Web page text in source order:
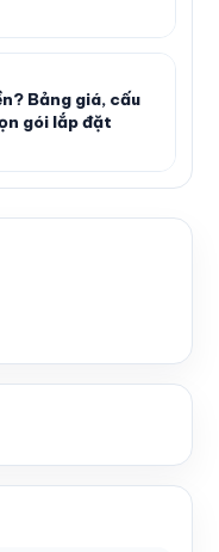
Bảng giá, cấu
gói lắp đặt